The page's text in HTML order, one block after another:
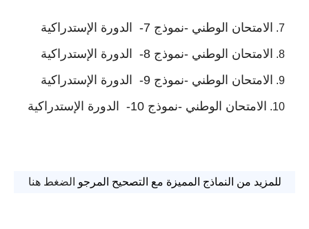
الامتحان الوطني -نموذج 7- الدورة
الإستدراكية
الامتحان الوطني -نموذج 8- الدورة الإستدراكية
الامتحان الوطني -نموذج 9- الدورة الإستدراكية
الامتحان الوطني -نموذج 10- الدورة الإستدراكية
للمزيد من النماذج المميزة مع التصحيح المرجو الضغط هنا